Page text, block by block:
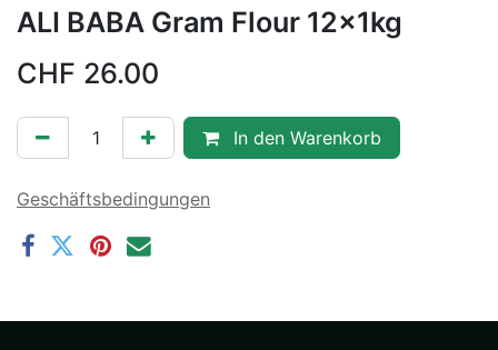
ALI BABA Gram Flour 12x1kg
CHF 26.00
In den Warenkorb
Geschäftsbedingungen